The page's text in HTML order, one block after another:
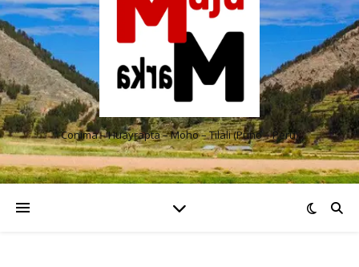
Conima – Huayrapta – Moho – Tilali (Puno – Perú)